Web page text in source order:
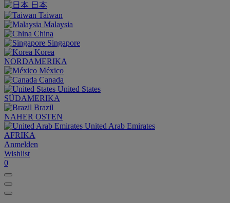
日本
Taiwan
Malaysia
China
Singapore
Korea
NORDAMERIKA
México
Canada
United States
SÜDAMERIKA
Brazil
NAHER OSTEN
United Arab Emirates
AFRIKA
Anmelden
Wishlist
0